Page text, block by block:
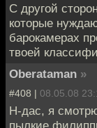
С другой
которые
барокамерах
твоей
Oberataman »
#408 | 08.05.08
Н-дас, я
пылкие